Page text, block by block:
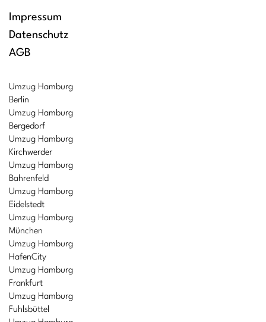
Impressum
Datenschutz
AGB
Umzug Hamburg
Berlin
Umzug Hamburg
Bergedorf
Umzug Hamburg
Kirchwerder
Umzug Hamburg
Bahrenfeld
Umzug Hamburg
Eidelstedt
Umzug Hamburg
München
Umzug Hamburg
HafenCity
Umzug Hamburg
Frankfurt
Umzug Hamburg
Fuhlsbüttel